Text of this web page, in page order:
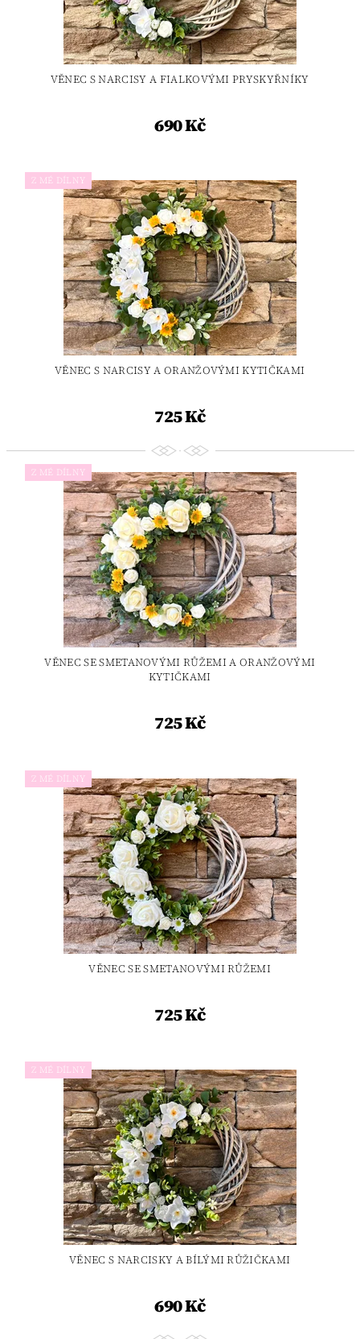
VĚNEC S NARCISY A FIALKOVÝMI PRYSKYŘNÍKY
690 Kč
Z MÉ DÍLNY
VĚNEC S NARCISY A ORANŽOVÝMI KYTIČKAMI
725 Kč
Z MÉ DÍLNY
VĚNEC SE SMETANOVÝMI RŮŽEMI A ORANŽOVÝMI
KYTIČKAMI
725 Kč
Z MÉ DÍLNY
VĚNEC SE SMETANOVÝMI RŮŽEMI
725 Kč
Z MÉ DÍLNY
VĚNEC S NARCISKY A BÍLÝMI RŮŽIČKAMI
690 Kč